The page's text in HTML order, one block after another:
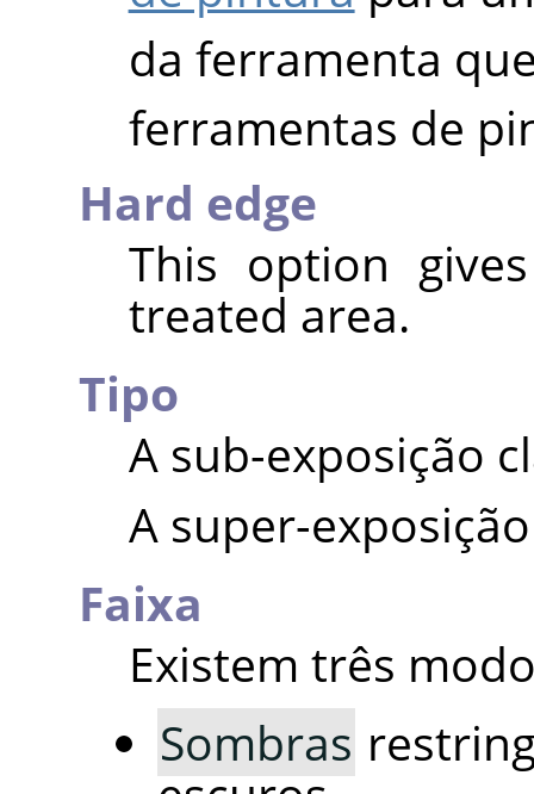
da ferramenta
ferramentas de
Hard edge
This option
treated area.
Tipo
A sub-exposição
A super-
Faixa
Existem três
Sombras